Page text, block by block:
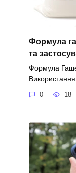
Формула
та
Формула
Використання
0 18